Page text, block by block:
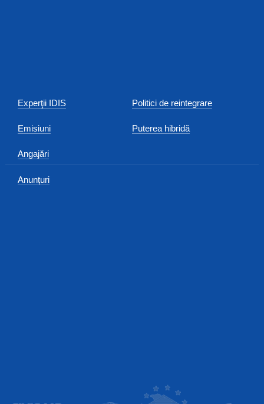
Experţii IDIS
Emisiuni
Angajări
Anunțuri
Politici de reintegrare
Puterea hibridă